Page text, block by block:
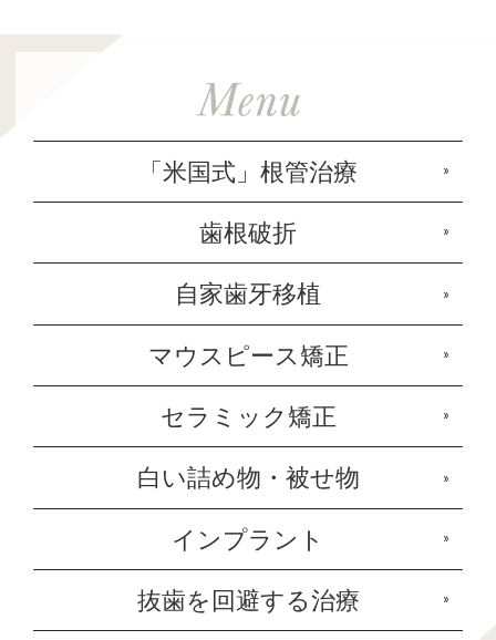
「米国式」根管治療
歯根破折
自家歯牙移植
マウスピース矯正
セラミック矯正
白い詰め物・被せ物
インプラント
抜歯を回避する治療